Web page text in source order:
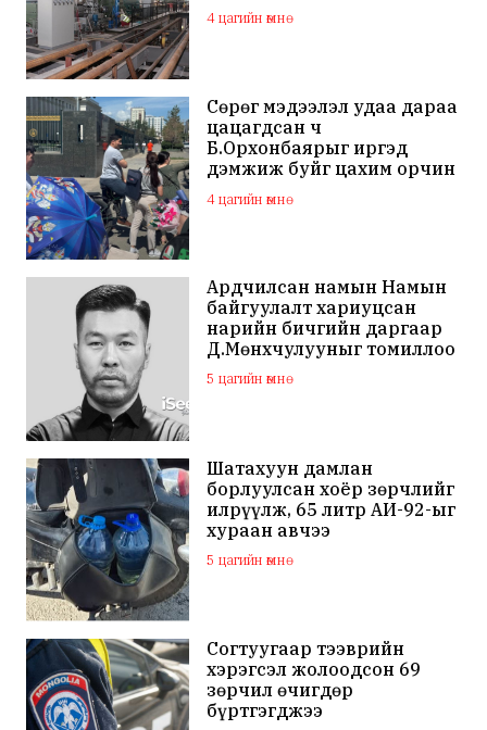
4 цагийн өмнө
Сөрөг мэдээлэл удаа дараа
цацагдсан ч
Б.Орхонбаярыг иргэд
дэмжиж буйг цахим орчин
дахь сэтгэгдэл харууллаа
4 цагийн өмнө
Ардчилсан намын Намын
байгуулалт хариуцсан
нарийн бичгийн даргаар
Д.Мөнхчулууныг томиллоо
5 цагийн өмнө
Шатахуун дамлан
борлуулсан хоёр зөрчлийг
илрүүлж, 65 литр АИ-92-ыг
хураан авчээ
5 цагийн өмнө
Согтуугаар тээврийн
хэрэгсэл жолоодсон 69
зөрчил өчигдөр
бүртгэгджээ